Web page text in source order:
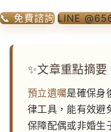
📞 免費諮詢 LINE
文章重點摘
預立遺囑是確保身
律工具，能有效避
保障配偶或非婚生